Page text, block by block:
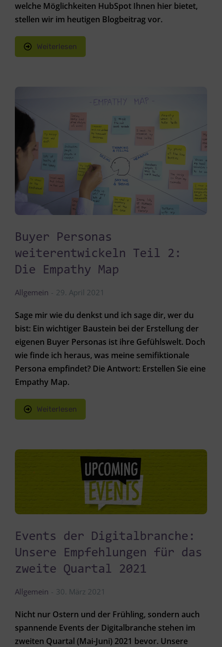
welche Möglichkeiten HubSpot Ihnen hier bietet,
stellen wir im heutigen Blogbeitrag vor.
Weiterlesen
Buyer Personas
weiterentwickeln Teil 2:
Die Empathy Map
Allgemein 29. April 2021
Sage mir wie du denkst und ich sage dir, wer du
bist: Ein wichtiger Baustein bei der Erstellung der
eigenen Buyer Personas ist ihre Gefühlswelt. Doch
wie finde ich heraus, was meine semifiktionale
Persona empfindet? Die Antwort: Erstellen Sie eine
Empathy Map.
Weiterlesen
Events der Digitalbranche:
Unsere Empfehlungen für das
zweite Quartal 2021
Allgemein 30. März 2021
Nicht nur Ostern und der Frühling, sondern auch
spannende Events der Digitalbranche stehen im
zweiten Quartal (Mai-Juni) 2021 bevor. Unsere